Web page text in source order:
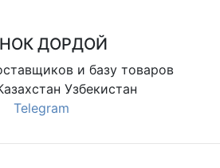
ДОРДОЙ
и базу товаров
Узбекистан
Telegram